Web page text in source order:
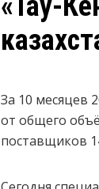
За 10 месяцев
от общего
поставщиков